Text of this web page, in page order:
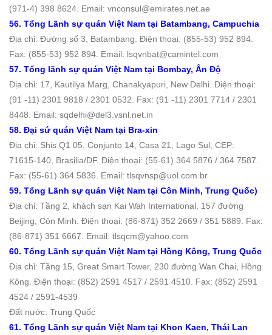
(971-4) 398 8624. Email: vnconsul@emirates.net.ae
56. Tổng Lãnh sự quán Việt Nam tại Batambang, Campuchia
Địa chỉ: Đường số 3, Batambang. Ðiện thoại: (855-53) 952 894.
Fax: (855-53) 952 894. Email: lsqvnbat@camintel.com
57. Tổng lãnh sự quán Việt Nam tại Bombay, Ấn Ðộ
Địa chỉ: 17, Kautilya Marg, Chanakyapuri, New Delhi. Ðiện thoại:
(91 -11) 2301 9818 / 2301 0532. Fax: (91 -11) 2301 7714 / 2301
8448. Email: sqdelhi@del3.vsnl.net.in
58. Đại sứ quán Việt Nam tại Bra-xin
Địa chỉ: Shis Q1 05, Conjunto 14, Casa 21, Lago Sul, CEP:
71615-140, Brasilia/DF. Ðiện thoại: (55-61) 364 5876 / 364 7587.
Fax: (55-61) 364 5836. Email: tlsqvnsp@uol.com.br
59. Tổng Lãnh sự quán Việt Nam tại Côn Minh, Trung Quốc)
Địa chỉ: Tầng 2, khách sạn Kai Wah International, 157 đường
Beijing, Côn Minh. Ðiện thoại: (86-871) 352 2669 / 351 5889. Fax:
(86-871) 351 6667. Email: tlsqcm@yahoo.com
60. Tổng Lãnh sự quán Việt Nam tại Hồng Kông, Trung Quốc
Địa chỉ: Tầng 15, Great Smart Tower, 230 đường Wan Chai, Hồng
Kông. Ðiện thoại: (852) 2591 4517 / 2591 4510. Fax: (852) 2591
4524 / 2591-4539
Đất nước: Trung Quốc
61. Tổng Lãnh sự quán Việt Nam tại Khon Kaen, Thái Lan